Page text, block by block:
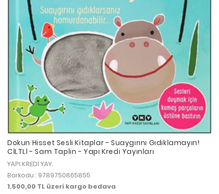
Dokun Hisset Sesli Kitaplar - Suaygırını Gıdıklamayın!
CİLTLİ - Sam Taplin - Yapı Kredi Yayınları
YAPI KREDİ YAY.
Barkodu : 9789750865855
1.500,00 TL üzeri kargo bedava